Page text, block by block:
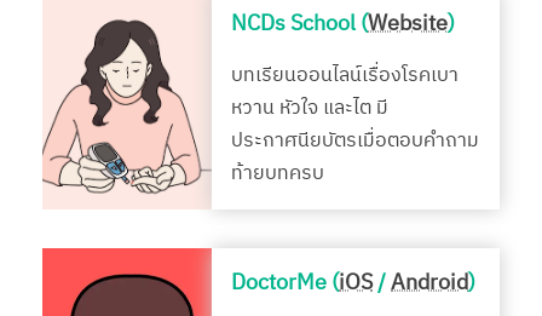
NCDs School (Website)
บทเรียนออนไลน์เรื่องโรคเบา
หวาน หัวใจ และไต มี
ประกาศนียบัตรเมื่อตอบคำถาม
ท้ายบทครบ
DoctorMe (iOS/Android)